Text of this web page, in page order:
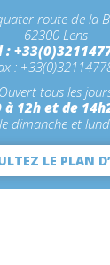
route de la
62300 Lens
:
:
Ouvert tous les
à 12h et de
dimanche et
LE PLAN